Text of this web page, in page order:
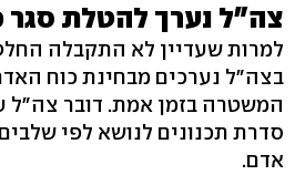
צה"ל נערך להטלת סגר
למרות שעדיין לא התקבלה
בצה"ל נערכים מבחינת כוח
המשטרה בזמן אמת. דובר צה"ל
סדרת תכנונים לנושא לפי
אדם.